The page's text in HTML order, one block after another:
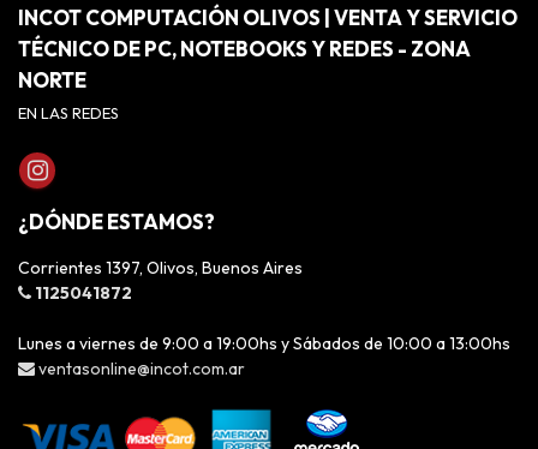
INCOT COMPUTACIÓN OLIVOS | VENTA Y SERVICIO
TÉCNICO DE PC, NOTEBOOKS Y REDES - ZONA
NORTE
EN LAS REDES
¿DÓNDE ESTAMOS?
Corrientes 1397, Olivos, Buenos Aires
1125041872
Lunes a viernes de 9:00 a 19:00hs y Sábados de 10:00 a 13:00hs
ventasonline@incot.com.ar